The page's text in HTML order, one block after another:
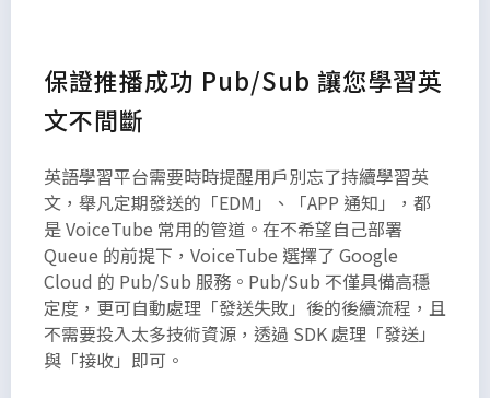
保證推播成功 Pub/Sub 讓您學習英
文不間斷
英語學習平台需要時時提醒用戶別忘了持續學習英
文，舉凡定期發送的「EDM」、「APP 通知」，都
是 VoiceTube 常用的管道。在不希望自己部署
Queue 的前提下，VoiceTube 選擇了 Google
Cloud 的 Pub/Sub 服務。Pub/Sub 不僅具備高穩
定度，更可自動處理「發送失敗」後的後續流程，且
不需要投入太多技術資源，透過 SDK 處理「發送」
與「接收」即可。